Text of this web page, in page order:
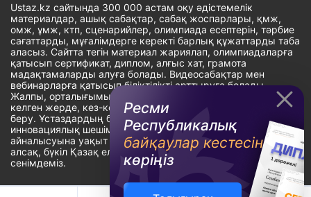
Ресми
Республикалық
байқаулар кестесін
көріңіз
Ustaz.kz сайтында 300 000 астам оқу әдістемелік
материалдар, ашық сабақтар, сабақ жоспарлары, қмж,
омж, ұмж, ктп, сценарийлер, олимпиада есептерін, тәрбие
сағаттарды, мұғалімдерге керекті барлық құжаттарды таба
аласыз. Сайтта тегін материал жариялап, олимпиадаларға
қатысып сертификат, диплом, алғыс хат, грамота
мадақтамаларды алуға болады. Видеосабақтар мен
вебинарларға қатысып біліктілікті арттыруға болады.
Жалпы, орталығымыздың басты мақсаты: ұстаздарға кез-
келген жерде, кез-келген уақытта білім алуына мүмкіндік
беру. Ұстаздардың барлық өзекті мәселелеріне
инновациялық шешім тауып, шығармашылық жұмыспен
айналысуына уақыт сыйлау. «Ұстаздарға сапалы білім бере
алсақ, бүкіл Қазақ еліне білім бере аламыз» - деген
сенімдеміз.